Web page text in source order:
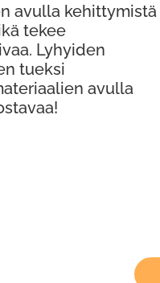
avulla kehittymistä
tekee
Lyhyiden
tueksi
avulla